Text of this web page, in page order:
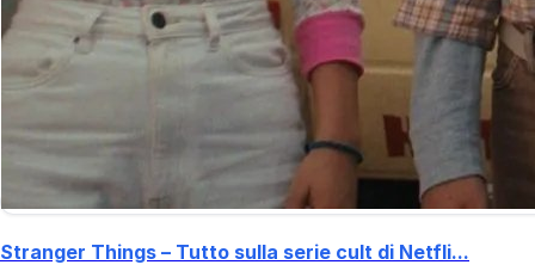
Stranger Things – Tutto sulla serie cult di Netfli...